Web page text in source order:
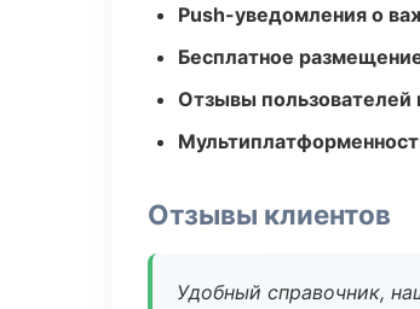
Push-уведомления о
Бесплатное
Отзывы пользователей
Отзывы клиентов
Удобный справочник,